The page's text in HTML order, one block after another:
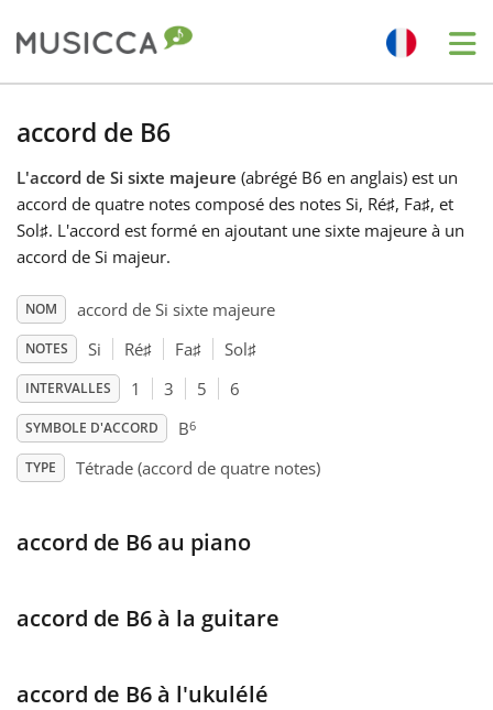
Български
Dansk
English
Español
Français
한국어
accord de B6
L'accord de Si sixte majeure (abrégé B6 en anglais) est un
accord de quatre notes composé des notes Si, Ré♯, Fa♯, et
Sol♯. L'accord est formé en ajoutant une sixte majeure à un
accord de Si majeur.
NOM accord de Si sixte majeure
NOTES Si Ré♯ Fa♯ Sol♯
INTERVALLES 1 3 5 6
SYMBOLE D'ACCORD B6
TYPE Tétrade (accord de quatre notes)
accord de B6 au piano
accord de B6 à la guitare
accord de B6 à l'ukulélé